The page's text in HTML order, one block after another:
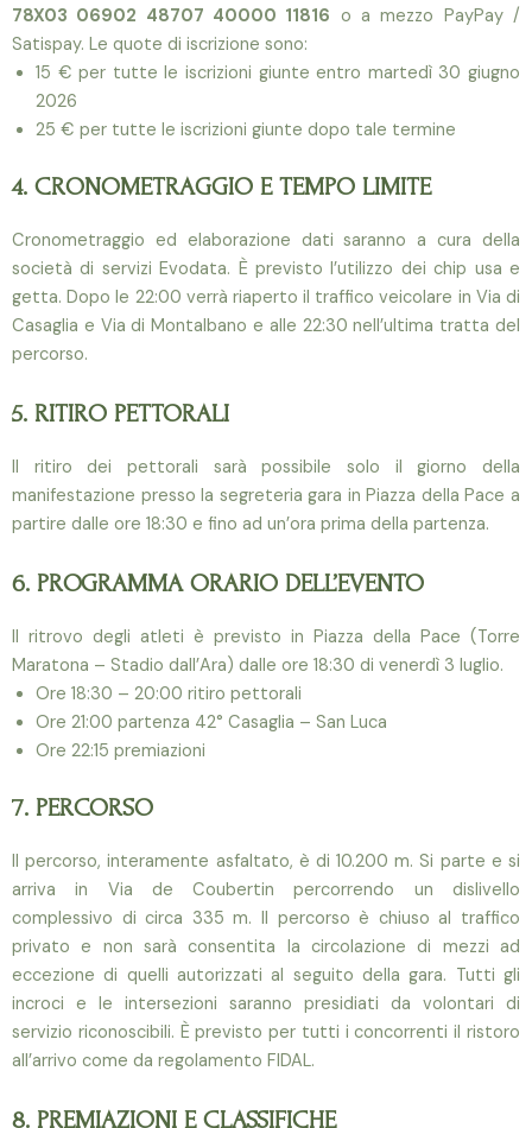
78X03 06902 48707 40000 11816 o a mezzo PayPay /
Satispay. Le quote di iscrizione sono:
15 € per tutte le iscrizioni giunte entro martedì 30 giugno
2026
25 € per tutte le iscrizioni giunte dopo tale termine
4. CRONOMETRAGGIO E TEMPO LIMITE
Cronometraggio ed elaborazione dati saranno a cura della
società di servizi Evodata. È previsto l’utilizzo dei chip usa e
getta. Dopo le 22:00 verrà riaperto il traffico veicolare in Via di
Casaglia e Via di Montalbano e alle 22:30 nell’ultima tratta del
percorso.
5. RITIRO PETTORALI
Il ritiro dei pettorali sarà possibile solo il giorno della
manifestazione presso la segreteria gara in Piazza della Pace a
partire dalle ore 18:30 e fino ad un’ora prima della partenza.
6. PROGRAMMA ORARIO DELL’EVENTO
Il ritrovo degli atleti è previsto in Piazza della Pace (Torre
Maratona – Stadio dall’Ara) dalle ore 18:30 di venerdì 3 luglio.
Ore 18:30 – 20:00 ritiro pettorali
Ore 21:00 partenza 42° Casaglia – San Luca
Ore 22:15 premiazioni
7. PERCORSO
Il percorso, interamente asfaltato, è di 10.200 m. Si parte e si
arriva in Via de Coubertin percorrendo un dislivello
complessivo di circa 335 m. Il percorso è chiuso al traffico
privato e non sarà consentita la circolazione di mezzi ad
eccezione di quelli autorizzati al seguito della gara. Tutti gli
incroci e le intersezioni saranno presidiati da volontari di
servizio riconoscibili. È previsto per tutti i concorrenti il ristoro
all’arrivo come da regolamento FIDAL.
8. PREMIAZIONI E CLASSIFICHE